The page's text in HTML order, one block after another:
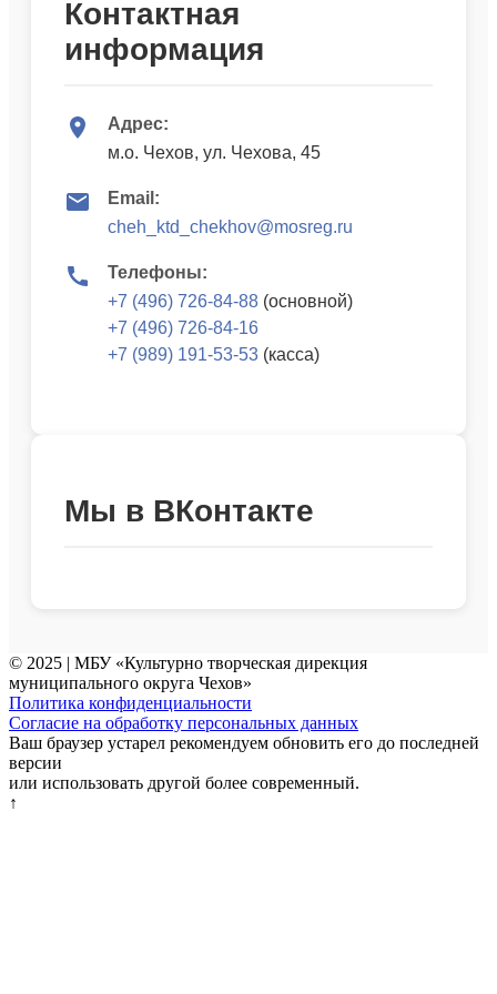
Контактная
информация
Адрес:
м.о. Чехов, ул. Чехова, 45
Email:
cheh_ktd_chekhov@mosreg.ru
Телефоны:
+7 (496) 726-84-88 (основной)
+7 (496) 726-84-16
+7 (989) 191-53-53 (касса)
Мы в ВКонтакте
© 2025 | МБУ «Культурно творческая дирекция
муниципального округа Чехов»
Политика конфиденциальности
Согласие на обработку персональных данных
Ваш браузер устарел рекомендуем обновить его до последней
версии
или использовать другой более современный.
↑